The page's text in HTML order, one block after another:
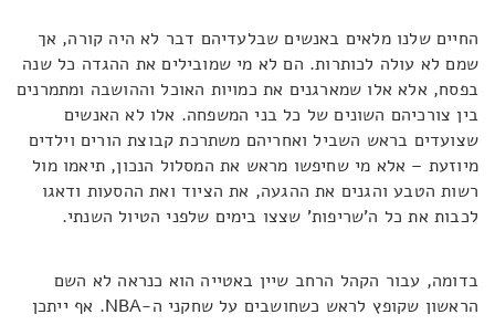
החיים שלנו מלאים באנשים שבלעדיהם דבר לא היה קורה, אך
שמם לא עולה לכותרות. הם לא מי שמובילים את ההגדה כל שנה
בפסח, אלא אלו שמארגנים את כמויות האוכל וההושבה ומתמרנים
בין צורכיהם השונים של כל בני המשפחה. אלו לא האנשים
שצועדים בראש השביל ואחריהם משתרכת קבוצת הורים וילדים
מיוזעת – אלא מי שחיפשו מראש את המסלול הנכון, תיאמו מול
רשות הטבע והגנים את ההגעה, את הציוד ואת ההסעות ודאגו
לכבות את כל ה'שריפות' שצצו בימים שלפני הטיול השנתי.
בדומה, עבור הקהל הרחב שיין באטייה הוא כנראה לא השם
הראשון שקופץ לראש כשחושבים על שחקני ה-NBA. אף ייתכן